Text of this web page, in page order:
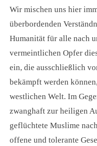
Wir mischen uns hier
überbordenden
Humanität für alle nach
vermeintlichen Opfer
ein, die ausschließlich
bekämpft werden
westlichen Welt. Im
zwanghaft zur heiligen
geflüchtete Muslime
offene und tolerante